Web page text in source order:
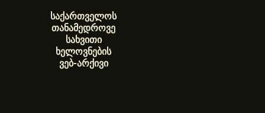
საქართველოს
თანამედროვე
სახვითი
ხელოვნების
ვებ-არქივი